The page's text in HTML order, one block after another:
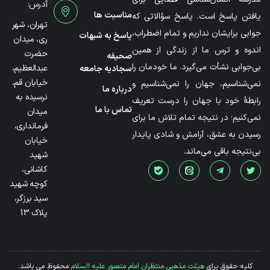
یافتن پاسخ است. پاسخ سؤالاتی که
جوابی برایشان نداریم و تمام اضطراب،
اندوه و ترس ما از زندگی از همین
بی‌جوابی نشأت می‌گیرد. ما خودمان را
نمی‌شناسیم، جهان را نمی‌شناسیم و
رابطۀ خود با جهان را درست تعریف
نمی‌کنیم؛ در نتیجه تمام تلاش ما برای
رسیدن به عشق، آرامش و شادی پایدار
بی‌نتیجه باقی می‌ماند.
مناسبت ها
پاسخ به شبهات
صحیفه
سجادیه جامعه
درباره ما
تماس با ما
آدرس:
تهران، شهر
ری، میدان
حضرت
عبدالعظیم،
خیابان قم،
نرسیده به
میدان
فرمانداری،
خیابان
شهید
کاشانی،
کوچه شهید
سید برزگر،
پلاک 13
کلیه حقوق برایهیئت مذهبی منتظران امام منصور علیه السلاممحفوظ می باشد.